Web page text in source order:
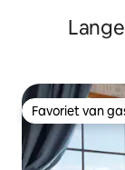
Favoriet van
Favoriet van